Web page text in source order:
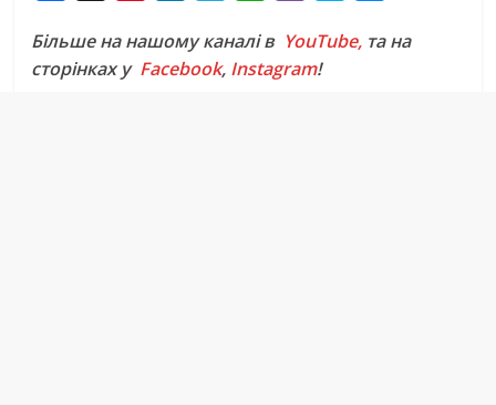
c
e
n
t
n
k
l
e
a
t
b
e
y
s
Більше на нашому каналі в YouTube, та на
сторінках у Facebook, Instagram!